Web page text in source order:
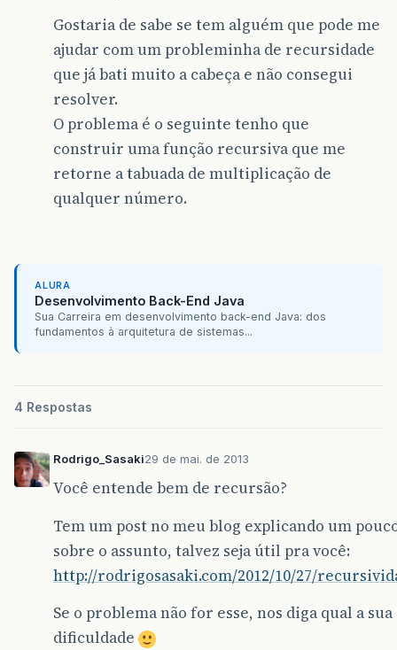
Gostaria de sabe se tem alguém que pode me
ajudar com um probleminha de recursidade
que já bati muito a cabeça e não consegui
resolver.
O problema é o seguinte tenho que
construir uma função recursiva que me
retorne a tabuada de multiplicação de
qualquer número.
ALURA
Desenvolvimento Back-End Java
Sua Carreira em desenvolvimento back-end Java: dos
fundamentos à arquitetura de sistemas...
4 Respostas
Rodrigo_Sasaki29 de mai. de 2013
Você entende bem de recursão?
Tem um post no meu blog explicando um
sobre o assunto, talvez seja útil pra você:
http://rodrigosasaki.com/2012/10/27/
Se o problema não for esse, nos diga qual a sua
dificuldade